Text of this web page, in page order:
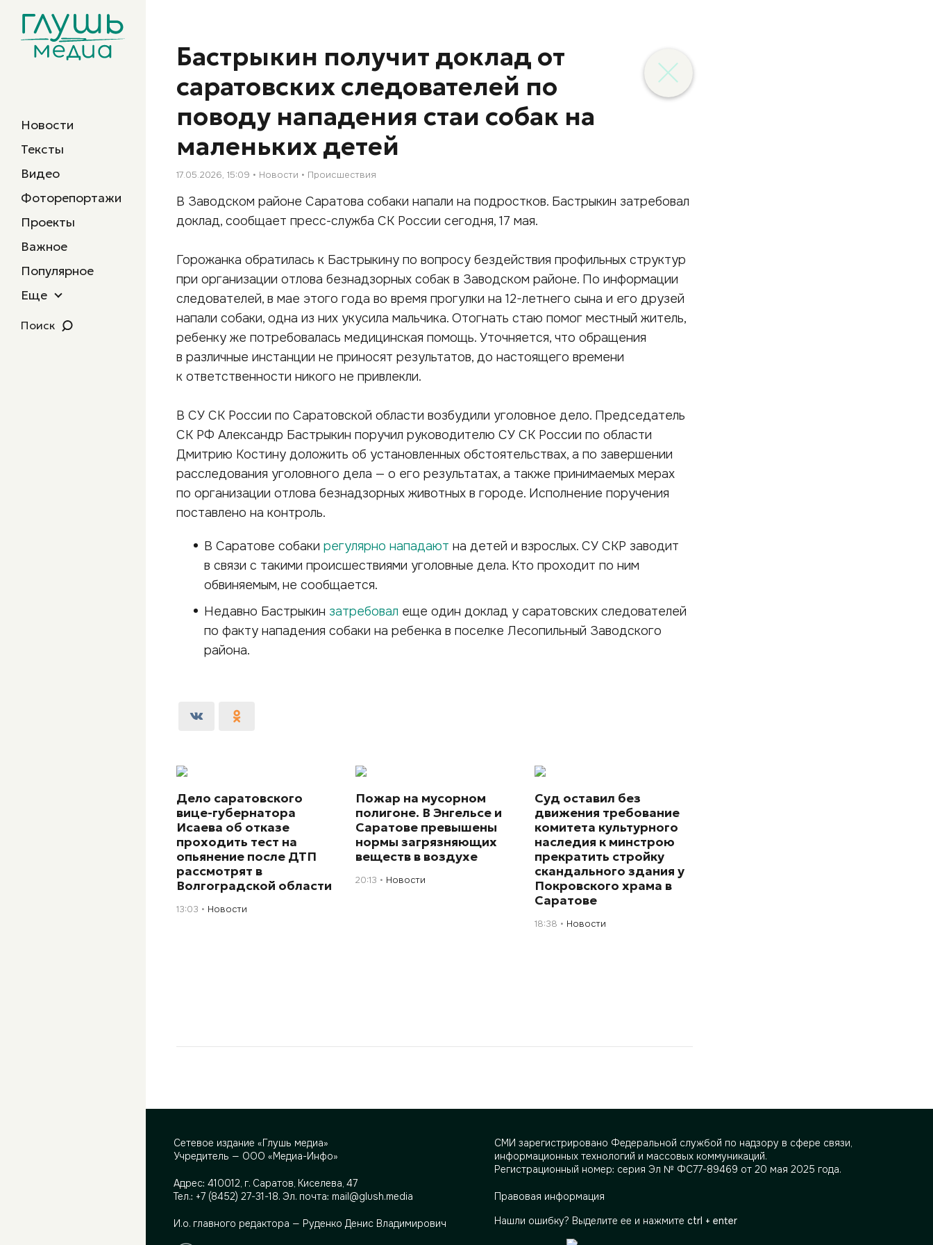
Новости
Тексты
Видео
Фоторепортажи
Проекты
Важное
Популярное
Еще
Поиск
Бастрыкин получит доклад от
саратовских следователей по
поводу нападения стаи собак на
маленьких детей
17.05.2026, 15:09 Новости Происшествия
В Заводском районе Саратова собаки напали на подростков. Бастрыкин затребовал
доклад, сообщает пресс-служба СК России сегодня, 17 мая.
Горожанка обратилась к Бастрыкину по вопросу бездействия профильных структур
при организации отлова безнадзорных собак в Заводском районе. По информации
следователей, в мае этого года во время прогулки на 12-летнего сына и его друзей
напали собаки, одна из них укусила мальчика. Отогнать стаю помог местный житель,
ребенку же потребовалась медицинская помощь. Уточняется, что обращения
в различные инстанции не приносят результатов, до настоящего времени
к ответственности никого не привлекли.
В СУ СК России по Саратовской области возбудили уголовное дело. Председатель
СК РФ Александр Бастрыкин поручил руководителю СУ СК России по области
Дмитрию Костину доложить об установленных обстоятельствах, а по завершении
расследования уголовного дела — о его результатах, а также принимаемых мерах
по организации отлова безнадзорных животных в городе. Исполнение поручения
поставлено на контроль.
В Саратове собаки регулярно нападают на детей и взрослых. СУ СКР заводит
в связи с такими происшествиями уголовные дела. Кто проходит по ним
обвиняемым, не сообщается.
Недавно Бастрыкин затребовал еще один доклад у саратовских следователей
по факту нападения собаки на ребенка в поселке Лесопильный Заводского
района.
Дело саратовского
вице-губернатора
Исаева об отказе
проходить тест на
опьянение после ДТП
рассмотрят в
Волгоградской области
13:03 Новости
Пожар на мусорном
полигоне. В Энгельсе и
Саратове превышены
нормы загрязняющих
веществ в воздухе
20:13 Новости
Суд оставил без
движения требование
комитета культурного
наследия к минстрою
прекратить стройку
скандального здания у
Покровского храма в
Саратове
18:38 Новости
Сетевое издание «Глушь медиа»
Учредитель — ООО «Медиа-Инфо»
Адрес: 410012, г. Саратов, Киселева, 47
Тел.: +7 (8452) 27-31-18. Эл. почта: mail@glush.media
И.о. главного редактора — Руденко Денис Владимирович
СМИ зарегистрировано Федеральной службой по надзору в сфере связи,
информационных технологий и массовых коммуникаций.
Регистрационный номер: серия Эл № ФС77-89469 от 20 мая 2025 года.
Правовая информация
Нашли ошибку? Выделите ее и нажмите ctrl + enter